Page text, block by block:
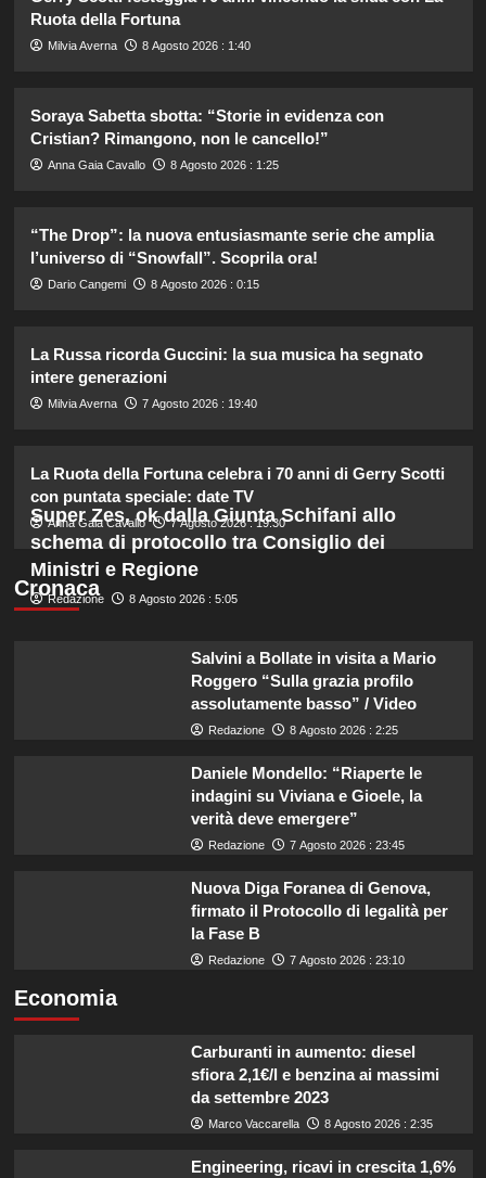
4
5
Marzia: vacanza da sogno in
Sardegna!
1
finita la relazione con Alessio Pilli
Stella?
2
sorella in Costa Smeralda: momenti
3
Phillips: l’eleganza estiva che non
dimenticherò mai.
Danilo D’Angelo: “Dopo Francesca,
Elisabetta Gregoraci e la sorella
Marzia: vacanza da sogno in
Ruota della Fortuna
Milvia Averna 8 Agosto 2026 : 1:40
Soraya Sabetta sbotta: “Storie in evidenza con
Cristian? Rimangono, non le cancello!”
Anna Gaia Cavallo 8 Agosto 2026 : 1:25
“The Drop”: la nuova entusiasmante serie che amplia
l’universo di “Snowfall”. Scoprila ora!
Dario Cangemi 8 Agosto 2026 : 0:15
La Russa ricorda Guccini: la sua musica ha segnato
intere generazioni
Milvia Averna 7 Agosto 2026 : 19:40
La Ruota della Fortuna celebra i 70 anni di Gerry Scotti
con puntata speciale: date TV
Anna Gaia Cavallo 7 Agosto 2026 : 19:30
Cronaca
Super Zes, ok dalla Giunta Schifani allo
schema di protocollo tra Consiglio dei
Ministri e Regione
Redazione 8 Agosto 2026 : 5:05
Salvini a Bollate in visita a Mario
Roggero “Sulla grazia profilo
assolutamente basso” / Video
Redazione 8 Agosto 2026 : 2:25
Daniele Mondello: “Riaperte le
indagini su Viviana e Gioele, la
verità deve emergere”
Redazione 7 Agosto 2026 : 23:45
Nuova Diga Foranea di Genova,
firmato il Protocollo di legalità per
la Fase B
Redazione 7 Agosto 2026 : 23:10
Economia
Carburanti in aumento: diesel
sfiora 2,1€/l e benzina ai massimi
da settembre 2023
Marco Vaccarella 8 Agosto 2026 : 2:35
Engineering, ricavi in crescita 1,6%